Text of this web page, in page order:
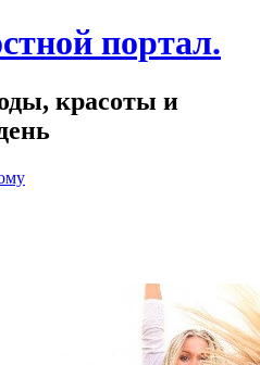
портал.
красоты и